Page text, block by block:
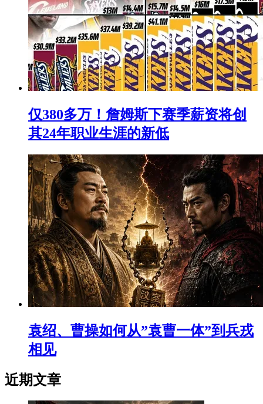
仅380多万！詹姆斯下赛季薪资将创
其24年职业生涯的新低
袁绍、曹操如何从”袁曹一体”到兵戎
相见
近期文章